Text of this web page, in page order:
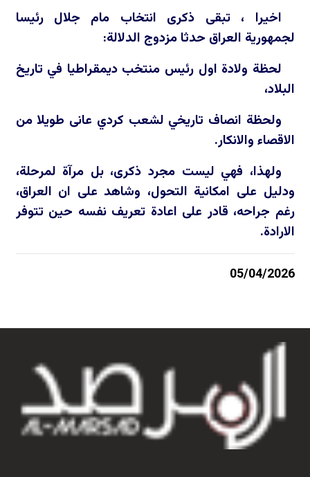
اخيرا ، تبقى ذكرى انتخاب مام جلال رئيسا
لجمهورية العراق حدثا مزدوج الدلالة:
لحظة ولادة اول رئيس منتخب ديمقراطيا في تاريخ
البلاد،
ولحظة انصاف تاريخي لشعب كردي عانى طويلا من
الاقصاء والانكار.
ولهذا، فهي ليست مجرد ذكرى، بل مرآة لمرحلة،
ودليل على امكانية التحول، وشاهد على ان العراق،
رغم جراحه، قادر على اعادة تعريف نفسه حين تتوفر
الارادة.
05/04/2026